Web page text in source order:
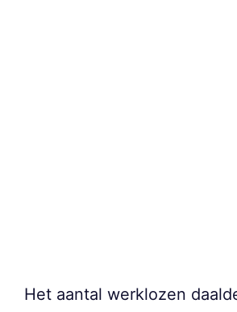
Het aantal werklozen